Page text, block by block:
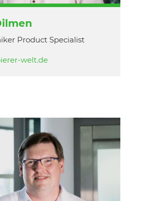
Product Specialist
welt.de